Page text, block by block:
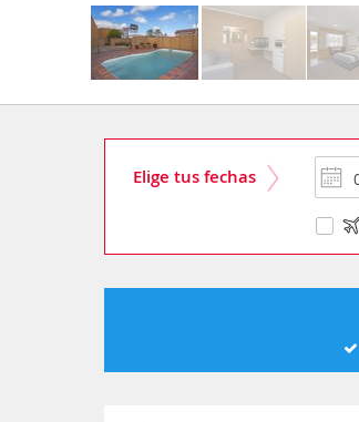
Elige tus fechas